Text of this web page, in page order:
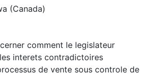
(Canada)
comment le legislateur
interets contradictoires
de vente sous controle de